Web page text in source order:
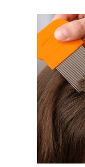
Ya estamos
imagino que
en su